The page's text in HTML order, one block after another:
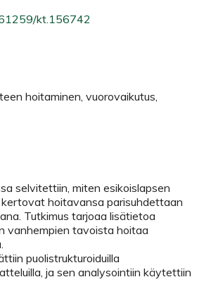
kt.156742
hoitaminen, vuorovaikutus,
selvitettiin, miten esikoislapsen
hoitavansa parisuhdettaan
Tutkimus tarjoaa lisätietoa
vanhempien tavoista hoitaa
puolistrukturoiduilla
ja sen analysointiin käytettiin